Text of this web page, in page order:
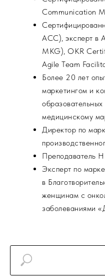
Communication
ACC), эксперт в
MKG), ​OKR
Agile Team
Более 20 лет
маркетингом и
медицинскому
Директор по
Эксперт по
в
женщинам с
заболеваниями